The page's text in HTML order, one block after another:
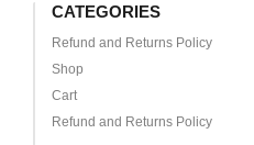
CATEGORIES
Refund and Returns Policy
Shop
Cart
Refund and Returns Policy